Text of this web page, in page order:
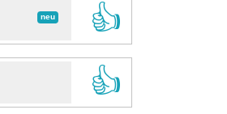
neu
👍
👍